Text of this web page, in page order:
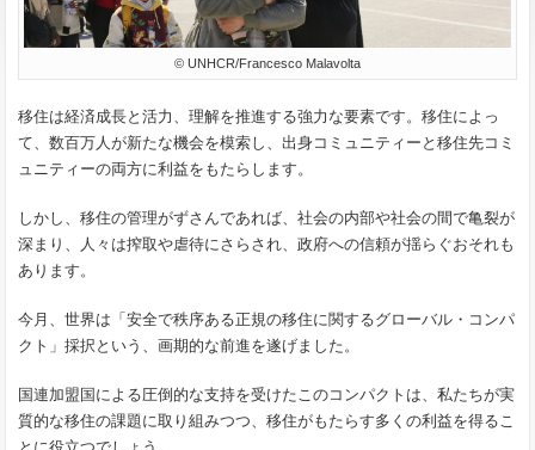
© UNHCR/Francesco Malavolta
移住は経済成長と活力、理解を推進する強力な要素です。移住によっ
て、数百万人が新たな機会を模索し、出身コミュニティーと移住先コミ
ュニティーの両方に利益をもたらします。
しかし、移住の管理がずさんであれば、社会の内部や社会の間で亀裂が
深まり、人々は搾取や虐待にさらされ、政府への信頼が揺らぐおそれも
あります。
今月、世界は「安全で秩序ある正規の移住に関するグローバル・コンパ
クト」採択という、画期的な前進を遂げました。
国連加盟国による圧倒的な支持を受けたこのコンパクトは、私たちが実
質的な移住の課題に取り組みつつ、移住がもたらす多くの利益を得るこ